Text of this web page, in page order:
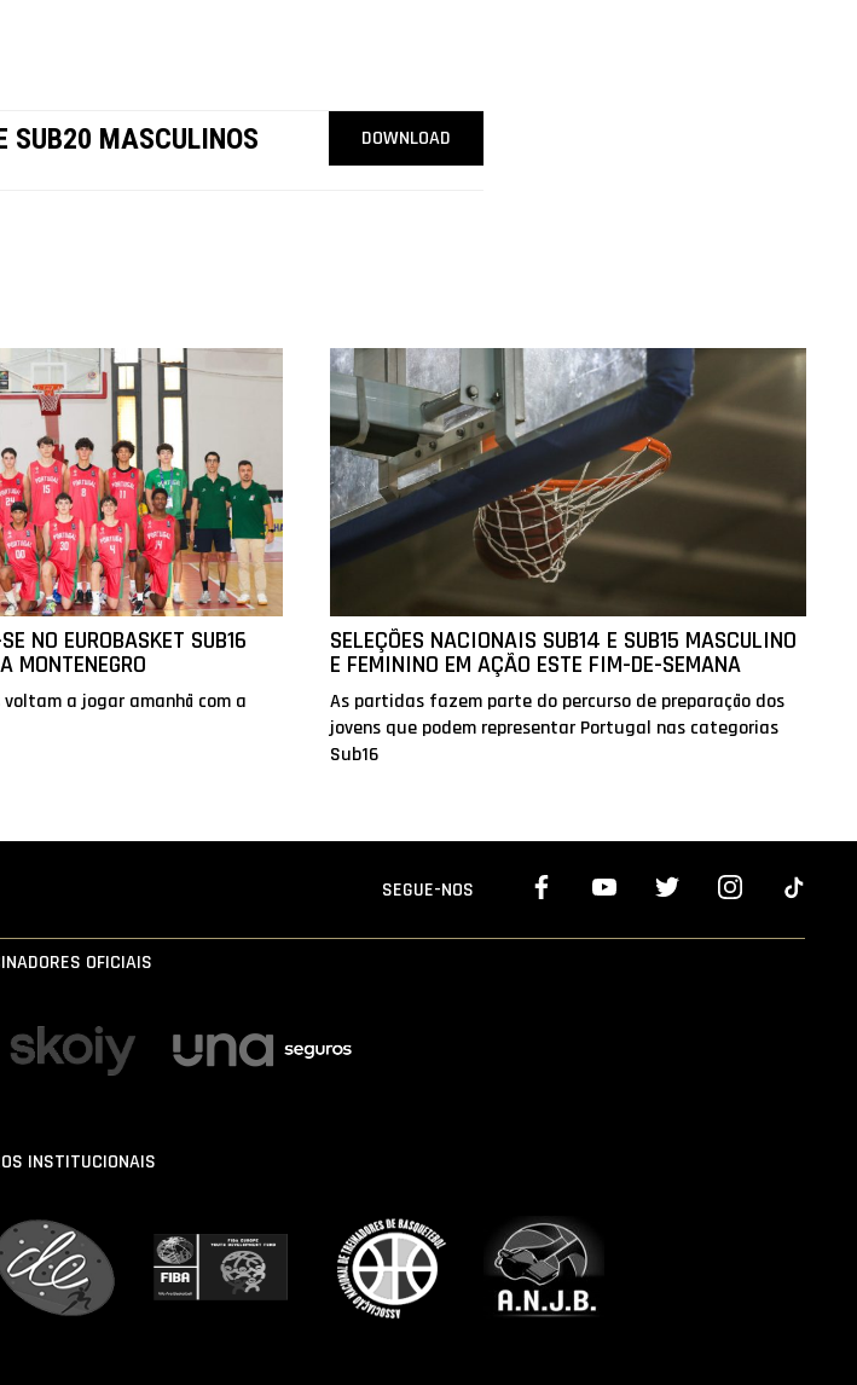
SUB20 MASCULINOS DOWNLOAD
NO EUROBASKET SUB16
MONTENEGRO
a jogar amanhã com a
SELEÇÕES NACIONAIS SUB14 E SUB15 MASCULINO
E FEMININO EM AÇÃO ESTE FIM-DE-SEMANA
As partidas fazem parte do percurso de preparação dos
jovens que podem representar Portugal nas categorias
Sub16
SEGUE-NOS
OFICIAIS
INSTITUCIONAIS